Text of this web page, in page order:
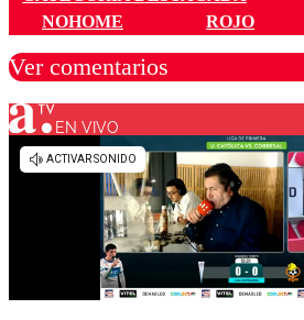
NOHOME
ROJO
Ver comentarios
Los comentarios son moderados
diálogo
EN VIVO